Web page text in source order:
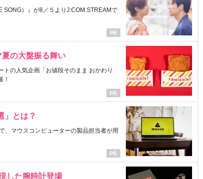
SONG）』が8／５よりJ:COM STREAMで
の大盤振る舞い
の人気企画「お値段そのまま おかわり
！
」とは？
、マウスコンピューターの製品担当者が用
した腕時計登場